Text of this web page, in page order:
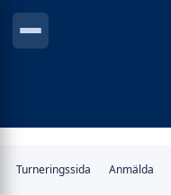
Turneringssida Anmälda